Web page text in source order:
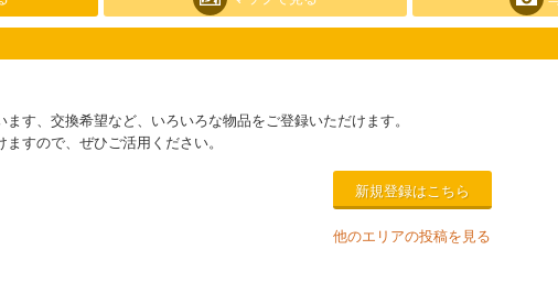
す、交換希望など、いろいろな物品をご登録いただけます。
すので、ぜひご活用ください。
新規登録はこちら
他のエリアの投稿を見る